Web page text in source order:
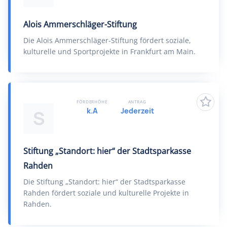
Alois Ammerschläger-Stiftung
Die Alois Ammerschläger-Stiftung fördert soziale,
kulturelle und Sportprojekte in Frankfurt am Main.
S
Stiftung „Standort: hier“ der Stadtsparkasse
Rahden
Die Stiftung „Standort: hier“ der Stadtsparkasse
Rahden fördert soziale und kulturelle Projekte in
Rahden.
FÖRDERHÖHE
k.A
ANTRAG
Jederzeit